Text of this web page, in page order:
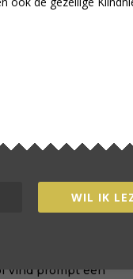
met een
takjes. Hiermee
Dingen van
een nachtwandeling
broodbeleg.
vind prompt een
WIL IK